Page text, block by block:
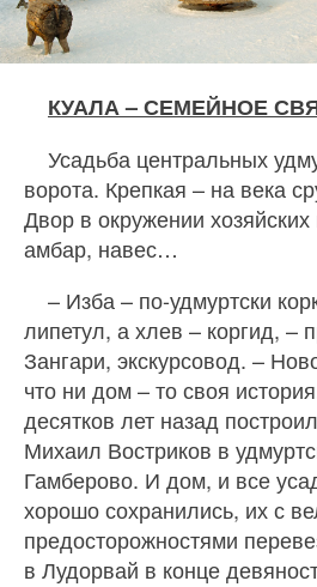
КУАЛА – СЕМЕЙНОЕ
Усадьба центральных
ворота. Крепкая – на века
Двор в окружении хозяйских
амбар, навес…
– Изба – по-удмуртски
липетул, а хлев – коргид, –
Зангари, экскурсовод. –
что ни дом – то своя
десятков лет назад
Михаил Востриков в
Гамберово. И дом, и все
хорошо сохранились, их с
предосторожностями
в Лудорвай в конце